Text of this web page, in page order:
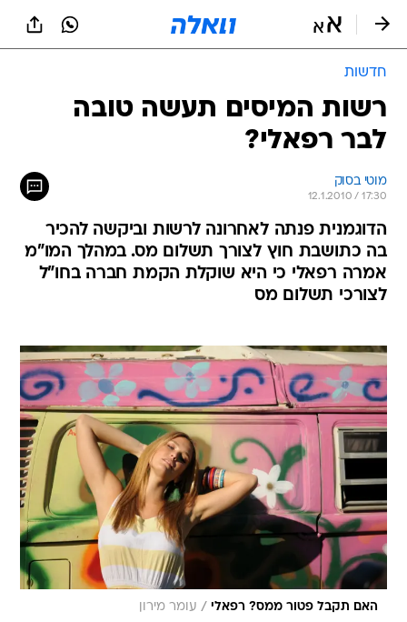
חדשות
רשות המיסים תעשה טובה
לבר רפאלי?
מוטי בסוק
12.1.2010 / 17:30
הדוגמנית פנתה לאחרונה לרשות וביקשה להכיר
בה כתושבת חוץ לצורך תשלום מס. במהלך המו"מ
אמרה רפאלי כי היא שוקלת הקמת חברה בחו"ל
לצורכי תשלום מס
האם תקבל פטור ממס? רפאלי / עומר מירון